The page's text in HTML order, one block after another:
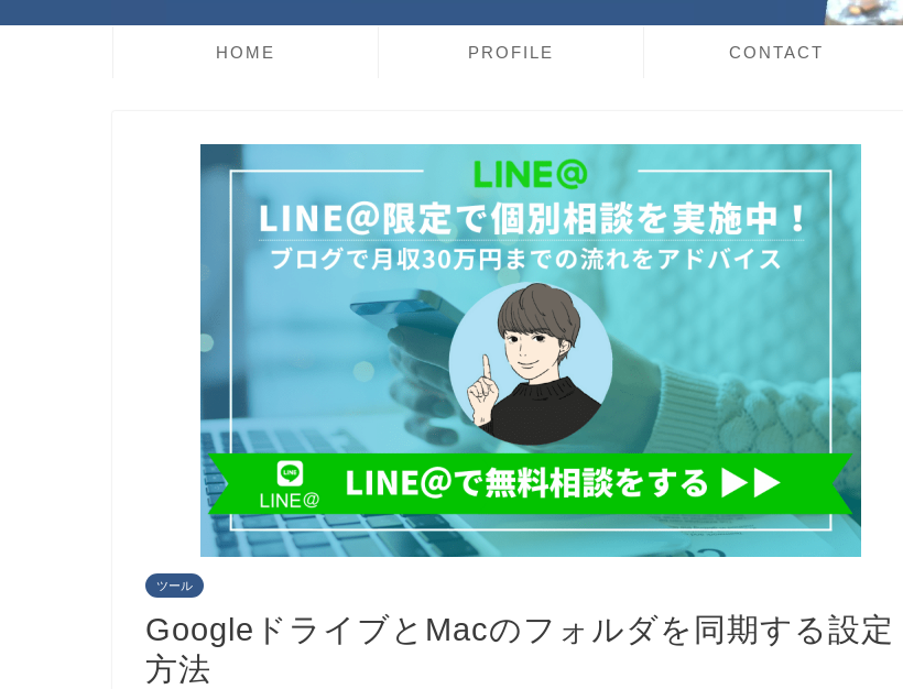
HOME PROFILE CONTACT
ツール
GoogleドライブとMacのフォルダを同期する設定
方法